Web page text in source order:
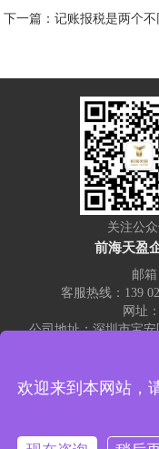
下一篇：记账报税是两个
关注公
前海天盈
邮箱
客服热线：139
网址
公司地址：深圳市宝
热门关键词： 记账报税
公司变更
注册公司流程和
前海天盈工商财税一站
欢迎来到本网站，